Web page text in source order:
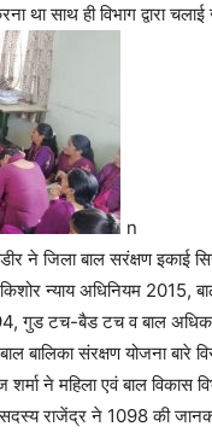
था साथ ही विभाग द्वारा
n
ने जिला बाल सरंक्षण इकाई
न्याय अधिनियम 2015,
टच-बैड टच व बाल अधिकारों
बालिका संरक्षण योजना बारे
शर्मा ने महिला एवं बाल विकास
राजेंद्र ने 1098 की